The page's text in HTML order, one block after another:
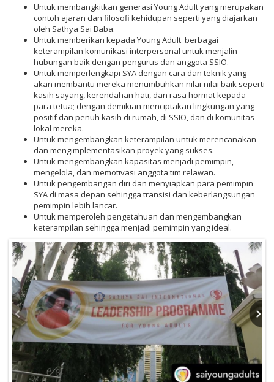
Untuk membangkitkan generasi Young Adult yang merupakan
contoh ajaran dan filosofi kehidupan seperti yang diajarkan
oleh Sathya Sai Baba.
Untuk memberikan kepada Young Adult berbagai
keterampilan komunikasi interpersonal untuk menjalin
hubungan baik dengan pengurus dan anggota SSIO.
Untuk memperlengkapi SYA dengan cara dan teknik yang
akan membantu mereka menumbuhkan nilai-nilai baik seperti
kasih sayang, kerendahan hati, dan rasa hormat kepada
para tetua; dengan demikian menciptakan lingkungan yang
positif dan penuh kasih di rumah, di SSIO, dan di komunitas
lokal mereka.
Untuk mengembangkan keterampilan untuk merencanakan
dan mengimplementasikan proyek yang sukses.
Untuk mengembangkan kapasitas menjadi pemimpin,
mengelola, dan memotivasi anggota tim relawan.
Untuk pengembangan diri dan menyiapkan para pemimpin
SYA di masa depan sehingga transisi dan keberlangsungan
pemimpin lebih lancar.
Untuk memperoleh pengetahuan dan mengembangkan
keterampilan sehingga menjadi pemimpin yang ideal.